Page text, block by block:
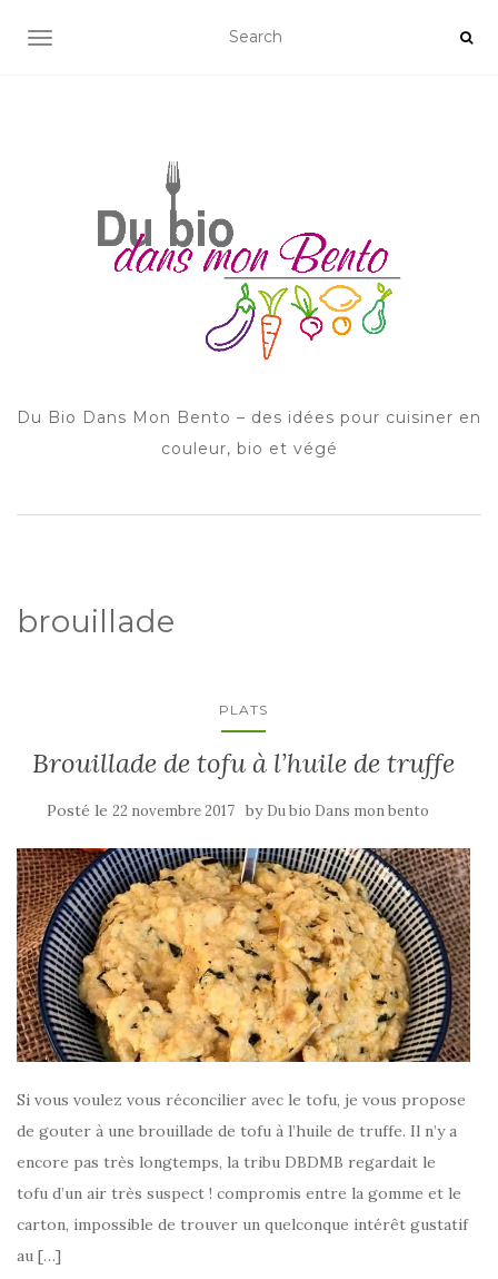
AFFICHER/MASQUER LA NAVIGATION
Du Bio Dans Mon Bento – des idées pour cuisiner en
couleur, bio et végé
brouillade
PLATS
Brouillade de tofu à l’huile de truffe
Posté le 22 novembre 2017 by Du bio Dans mon bento
Si vous voulez vous réconcilier avec le tofu, je vous propose
de gouter à une brouillade de tofu à l’huile de truffe. Il n’y a
encore pas très longtemps, la tribu DBDMB regardait le
tofu d’un air très suspect ! compromis entre la gomme et le
carton, impossible de trouver un quelconque intérêt gustatif
au […]